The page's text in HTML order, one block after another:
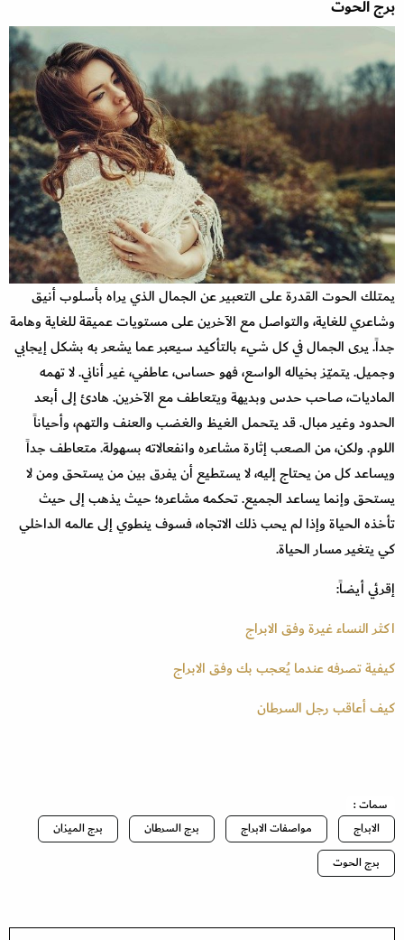
برج الحوت
يمتلك الحوت القدرة على التعبير عن الجمال الذي يراه بأسلوب أنيق
وشاعري للغاية، والتواصل مع الآخرين على مستويات عميقة للغاية وهامة
جداً. يرى الجمال في كل شيء بالتأكيد سيعبر عما يشعر به بشكل إيجابي
وجميل. يتميّز بخياله الواسع، فهو حساس، عاطفي، غير أناني. لا تهمه
الماديات، صاحب حدس وبديهة ويتعاطف مع الآخرين. هادئ إلى أبعد
الحدود وغير مبال. قد يتحمل الغيظ والغضب والعنف والتهم، وأحياناً
اللوم. ولكن، من الصعب إثارة مشاعره وانفعالاته بسهولة. متعاطف جداً
ويساعد كل من يحتاج إليه، لا يستطيع أن يفرق بين من يستحق ومن لا
يستحق وإنما يساعد الجميع. تحكمه مشاعره؛ حيث يذهب إلى حيث
تأخذه الحياة وإذا لم يحب ذلك الاتجاه، فسوف ينطوي إلى عالمه الداخلي
كي يتغير مسار الحياة.
إقرئي أيضاً:
اكثر النساء غيرة وفق الابراج
كيفية تصرفه عندما يُعجب بك وفق الابراج
كيف أعاقب رجل السرطان
سمات :
الابراج
مواصفات الابراج برج السرطان
برج الميزان
برج الحوت